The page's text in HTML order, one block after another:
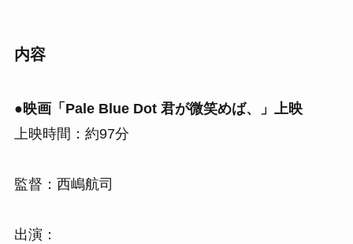
内容
●映画「Pale Blue Dot 君が微笑めば、」上映
上映時間：約97分
監督：西嶋航司
出演：